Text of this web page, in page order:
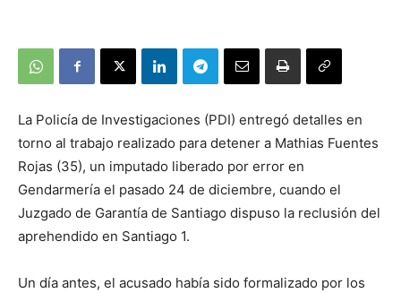
La Policía de Investigaciones (PDI) entregó detalles en
torno al trabajo realizado para detener a Mathias Fuentes
Rojas (35), un imputado liberado por error en
Gendarmería el pasado 24 de diciembre, cuando el
Juzgado de Garantía de Santiago dispuso la reclusión del
aprehendido en Santiago 1.
Un día antes, el acusado había sido formalizado por los